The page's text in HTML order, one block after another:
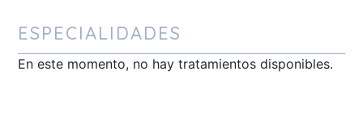
ESPECIALIDADES
En este momento, no hay tratamientos disponibles.